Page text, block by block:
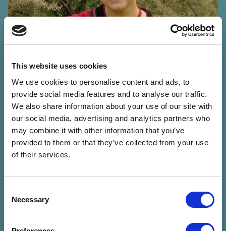
This website uses cookies
We use cookies to personalise content and ads, to
provide social media features and to analyse our traffic.
We also share information about your use of our site with
our social media, advertising and analytics partners who
may combine it with other information that you’ve
provided to them or that they’ve collected from your use
of their services.
Selection
Necessary
Écsi Gyöngyi
Előadó mentése